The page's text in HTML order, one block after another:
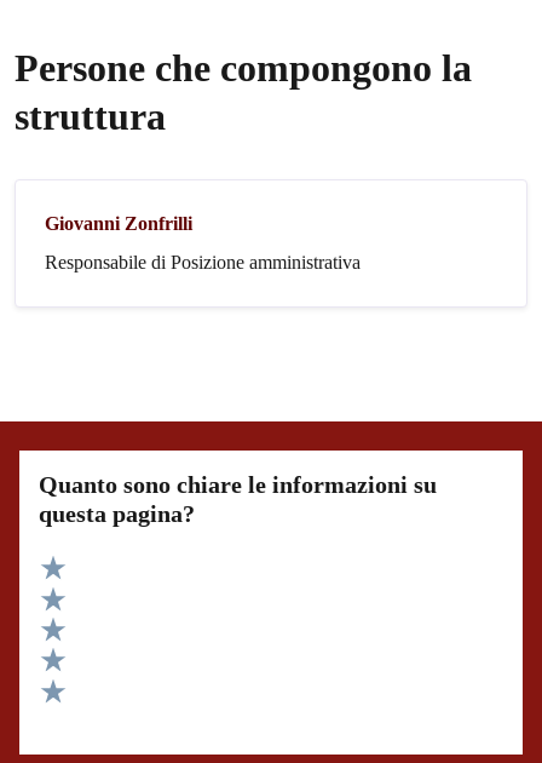
Persone che compongono la
struttura
Giovanni Zonfrilli
Responsabile di Posizione amministrativa
Quanto sono chiare le informazioni su
questa pagina?
Valuta 5 stelle su 5
Valuta 4 stelle su 5
Valuta 3 stelle su 5
Valuta 2 stelle su 5